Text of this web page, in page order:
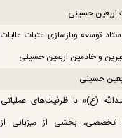
اربعین حسینی
توسعه وبازسازی عتبات عالیات
و خادمین اربعین حسینی
حسینی
(ع)» با ظرفیت‌های عملیاتی
تخصصی، بخشی از میزبانی از